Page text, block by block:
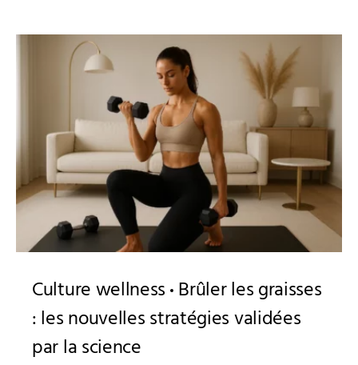
Culture wellness Brûler les graisses
: les nouvelles stratégies validées
par la science